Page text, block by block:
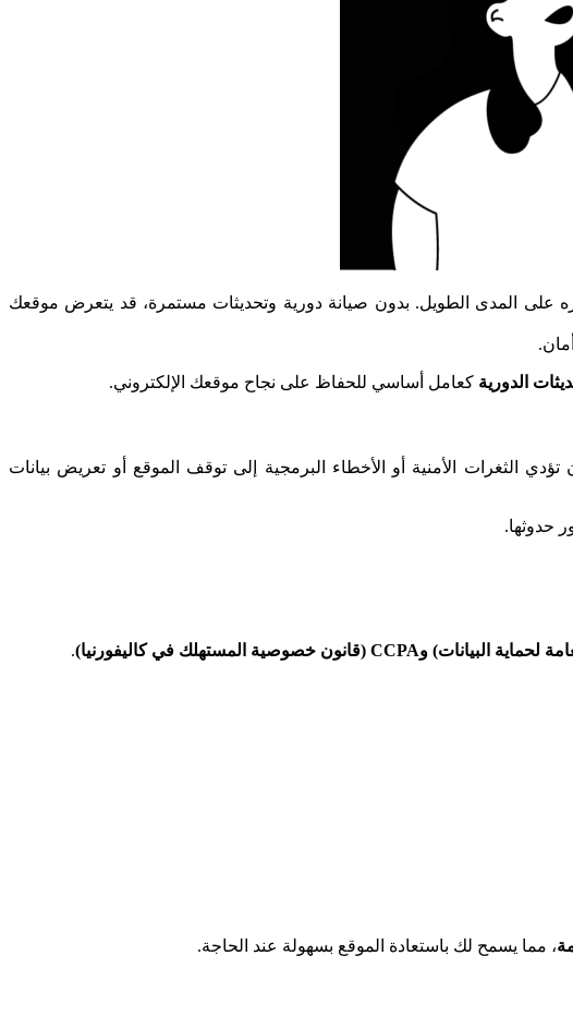
على المدى الطويل. بدون صيانة دورية وتحديثات مستمرة، قد يتعرض موقعك
الدورية كعامل أساسي للحفاظ على نجاح موقعك الإلكتروني.
الثغرات الأمنية أو الأخطاء البرمجية إلى توقف الموقع أو تعريض بيانات
حدوثها.
.
، مما يسمح لك باستعادة الموقع بسهولة عند الحاجة.